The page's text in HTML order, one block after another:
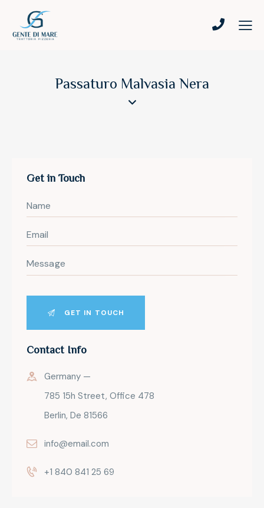
Passaturo Malvasia Nera
Get in Touch
Contact Info
Germany —
785 15h Street, Office 478
Berlin, De 81566
info@email.com
+1 840 841 25 69